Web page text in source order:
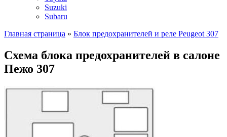
Suzuki
Subaru
Главная страница » Блок предохранителей и реле Peugeot 307
Схема блока предохранителей в салоне
Пежо 307